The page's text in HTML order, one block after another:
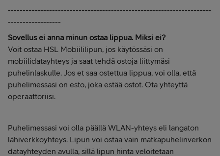
---------------------------------------------------------------------
------------------
Sovellus ei anna minun ostaa lippua. Miksi ei?
Voit ostaa HSL Mobiililipun, jos käytössäsi on
mobiilidatayhteys ja saat tehdä ostoja liittymäsi
puhelinlaskulle. Jos et saa ostettua lippua, voi olla, että
puhelimessasi on esto, joka estää ostot. Ota yhteyttä
operaattoriisi.
Puhelimessasi voi olla päällä WLAN-yhteys eli langaton
lähiverkkoyhteys. Lipun voi ostaa vain matkapuhelinverkon
datayhteyden avulla, sillä lipun hinta veloitetaan